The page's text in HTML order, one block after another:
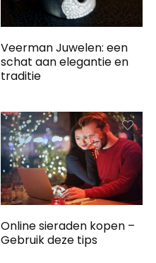
Veerman Juwelen: een
schat aan elegantie en
traditie
Online sieraden kopen –
Gebruik deze tips